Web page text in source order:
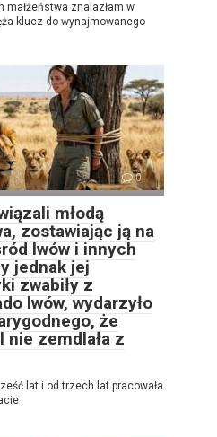
małżeństwa znalazłam w
klucz do wynajmowanego
0
młodą
zostawiając ją na
lwów i innych
jednak jej
zwabiły z
lwów, wydarzyło
że
zemdlała z
lat i od trzech lat pracowała